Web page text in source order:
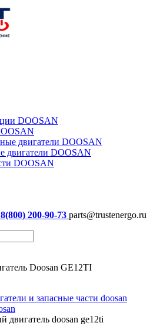
DOOSAN
двигатели DOOSAN
двигатели DOOSAN
DOOSAN
200-90-73 parts@trustenergo.ru
Doosan GE12TI
и запасные части doosan
двигатель doosan ge12ti